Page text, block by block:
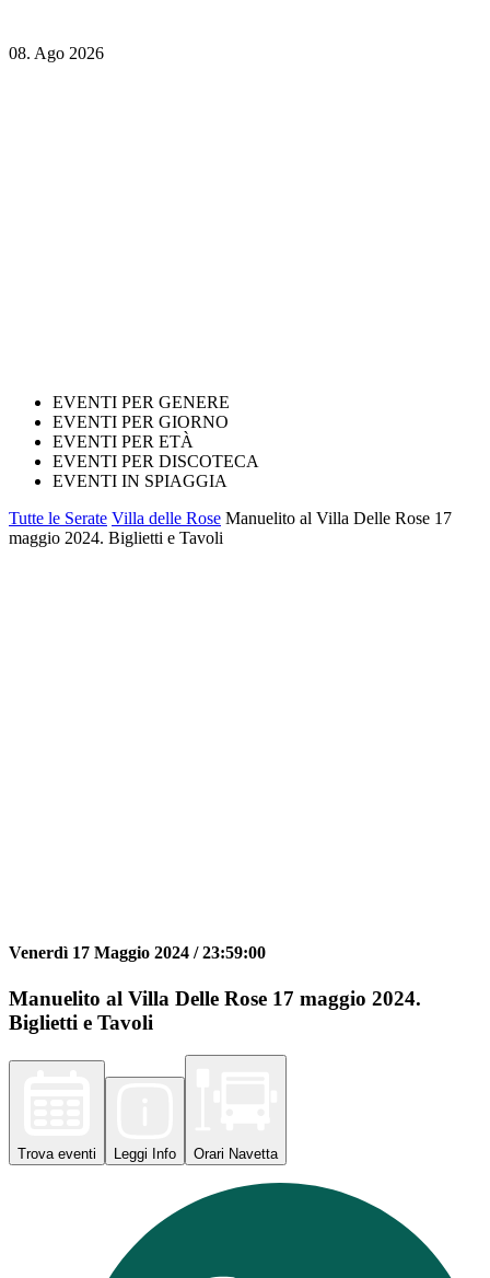
08. Ago 2026
EVENTI PER GENERE
EVENTI PER GIORNO
EVENTI PER ETÀ
EVENTI PER DISCOTECA
EVENTI IN SPIAGGIA
Tutte le Serate Villa delle Rose Manuelito al Villa Delle Rose 17
maggio 2024. Biglietti e Tavoli
Venerdì 17 Maggio 2024 /23:59:00
Manuelito al Villa Delle Rose 17 maggio 2024.
Biglietti e Tavoli
Trova eventi Leggi Info Orari Navetta